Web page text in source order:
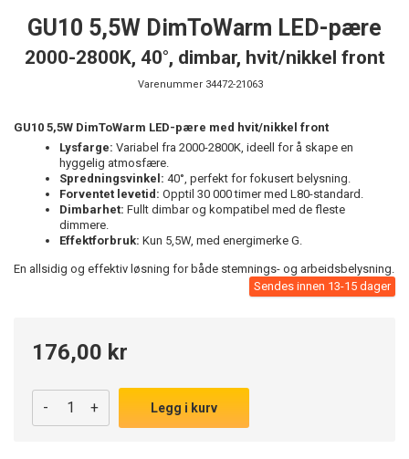
GU10 5,5W DimToWarm LED-pære
2000-2800K, 40°, dimbar, hvit/nikkel front
Varenummer 34472-21063
GU10 5,5W DimToWarm LED-pære med hvit/nikkel front
Lysfarge: Variabel fra 2000-2800K, ideell for å skape en
hyggelig atmosfære.
Spredningsvinkel: 40°, perfekt for fokusert belysning.
Forventet levetid: Opptil 30 000 timer med L80-standard.
Dimbarhet: Fullt dimbar og kompatibel med de fleste
dimmere.
Effektforbruk: Kun 5,5W, med energimerke G.
En allsidig og effektiv løsning for både stemnings- og arbeidsbelysning.
Sendes innen 13-15 dager
176,00 kr
- + Legg i kurv